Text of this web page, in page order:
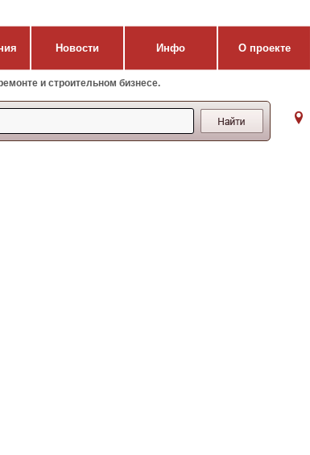
Новости Инфо О проекте
и строительном бизнесе.